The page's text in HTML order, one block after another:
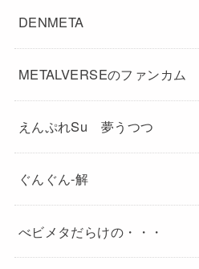
DENMETA
METALVERSEのファンカム
えんぷれSu 夢うつつ
ぐんぐん-解
べビメタだらけの・・・